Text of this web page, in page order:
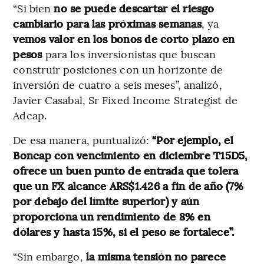
“Si bienno se puede descartar el riesgo
cambiario para las próximas semanas, ya
vemos valor en los bonos de corto plazo en
pesos para los inversionistas que buscan
construir posiciones con un horizonte de
inversión de cuatro a seis meses”, analizó,
Javier Casabal, Sr Fixed Income Strategist de
Adcap.
De esa manera, puntualizó:“Por ejemplo, el
Boncap con vencimiento en diciembre T15D5,
ofrece un buen punto de entrada que tolera
que un FX alcance ARS$1.426 a fin de año (7%
por debajo del límite superior) y aún
proporciona un rendimiento de 8% en
dólares y hasta 15%, si el peso se fortalece”.
“Sin embargo, la misma tensión no parece